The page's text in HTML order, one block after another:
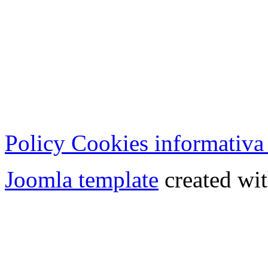
Policy Cookies informativa
Joomla template created